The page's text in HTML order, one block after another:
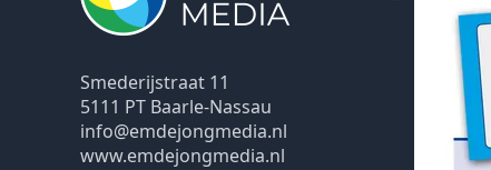
Smederijstraat 11
5111 PT Baarle-Nassau
info@emdejongmedia.nl
www.emdejongmedia.nl